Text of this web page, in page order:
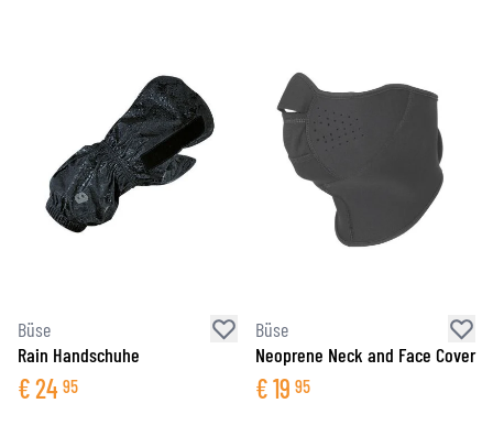
Büse
Rain Handschuhe
€24 95
Büse
Neoprene Neck and Face Cover
€19 95